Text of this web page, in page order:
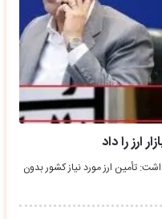
ارز را داد
تأمین ارز مورد نیاز کشور بدون